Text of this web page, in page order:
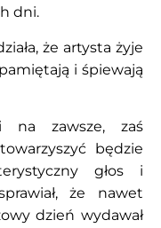
dni.
że artysta żyje
i śpiewają
zawsze, zaś
będzie
głos i
że nawet
dzień wydawał